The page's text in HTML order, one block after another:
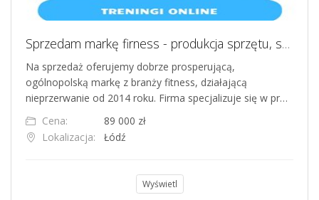
Sprzedam markę firness - produkcja sprzętu, szkolenia, online
Na sprzedaż oferujemy dobrze prosperującą,
ogólnopolską markę z branży fitness, działającą
nieprzerwanie od 2014 roku. Firma specjalizuje się w pr…
Cena:
89 000 zł
Lokalizacja:
Łódź
Wyświetl